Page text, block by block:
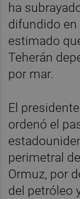
ha
difundido en
estimado
Teherán
por mar.
El
ordenó el
perimetral
Ormuz, por
del petróleo